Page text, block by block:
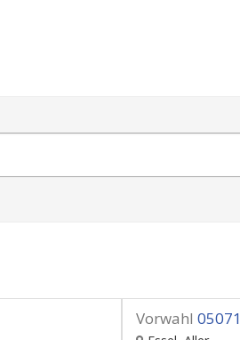
Vorwahl 05071